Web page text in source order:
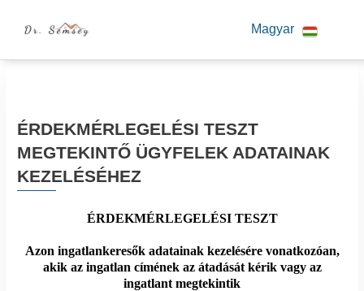
Magyar
ÉRDEKMÉRLEGELÉSI TESZT
MEGTEKINTŐ ÜGYFELEK ADATAINAK
KEZELÉSÉHEZ
ÉRDEKMÉRLEGELÉSI TESZT
Azon ingatlankeresők adatainak kezelésére vonatkozóan,
akik az ingatlan címének az átadását kérik vagy az
ingatlant megtekintik